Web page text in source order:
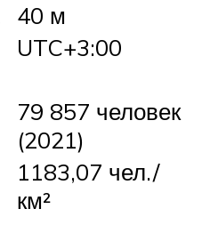
40 м
UTC+3:00
79 857 человек
(2021)
1183,07 чел./
км²